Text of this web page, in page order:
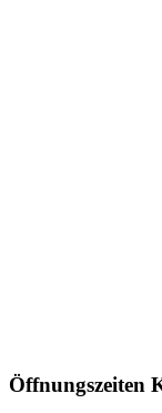
Öffnungszeiten